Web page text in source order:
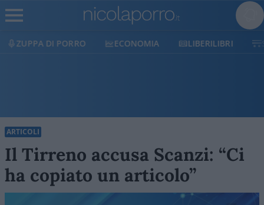
ECONOMIA LIBERILIBRI SHOP SOSTIENICI
ARTICOLI
Il Tirreno accusa Scanzi: “Ci
ha copiato un articolo”